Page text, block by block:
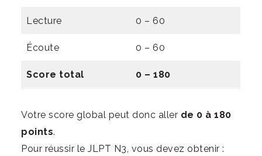
Lecture 0 – 60
Écoute 0 – 60
Score total 0 – 180
Votre score global peut donc aller de 0 à 180
points.
Pour réussir le JLPT N3, vous devez obtenir :